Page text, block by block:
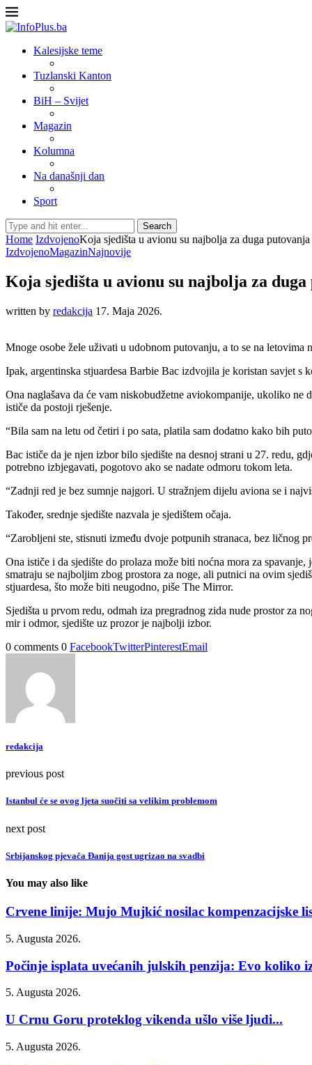
Kalesijske teme
Tuzlanski Kanton
BiH – Svijet
Magazin
Kolumna
Na današnji dan
Sport
Search
Home IzdvojenoKoja sjedišta u avionu su najbolja za duga putovanja
IzdvojenoMagazinNajnovije
Koja sjedišta u avionu su najbolja za duga
written by redakcija 17. Maja 2026.
Mnoge osobe žele uživati u udobnom putovanju, a to se na
Ipak, argentinska stjuardesa Barbie Bac izdvojila je koristan savjet s
Ona naglašava da će vam niskobudžetne aviokompanije, ukoliko
ističe da postoji rješenje.
“Bila sam na letu od četiri i po sata, platila sam dodatno kako bih
Bac ističe da je njen izbor bilo sjedište na desnoj strani u 27. redu,
potrebno izbjegavati, pogotovo ako se nadate odmoru tokom leta.
“Zadnji red je bez sumnje najgori. U stražnjem dijelu aviona se i
Također, srednje sjedište nazvala je sjedištem očaja.
“Zarobljeni ste, stisnuti između dvoje potpunih stranaca, bez ličnog
Ona ističe i da sjedište do prolaza može biti noćna mora za
smatraju se najboljim zbog prostora za noge, ali putnici na ovim
stjuardesa, što može biti neugodno, piše The Mirror.
Sjedišta u prvom redu, odmah iza pregradnog zida nude prostor za
mir i odmor, sjedište uz prozor je najbolji izbor.
0 comments 0 FacebookTwitterPinterestEmail
redakcija
previous post
Istanbul će se ovog ljeta suočiti sa velikim problemom
next post
Srbijanskog pjevača Đanija gost ugrizao na svadbi
You may also like
Crvene linije: Mujo Mujkić nosilac kompenzacijske
5. Augusta 2026.
Počinje isplata uvećanih julskih penzija: Evo koliko
5. Augusta 2026.
U Crnu Goru proteklog vikenda ušlo više ljudi...
5. Augusta 2026.